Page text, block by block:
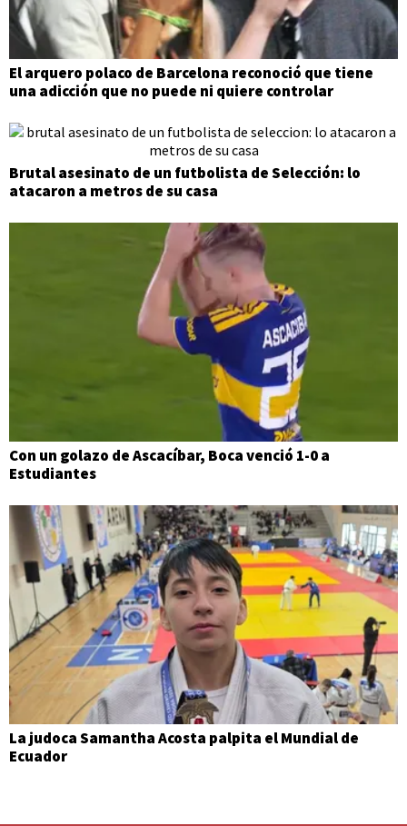
El arquero polaco de Barcelona reconoció que tiene
una adicción que no puede ni quiere controlar
Brutal asesinato de un futbolista de Selección: lo
atacaron a metros de su casa
Con un golazo de Ascacíbar, Boca venció 1-0 a
Estudiantes
La judoca Samantha Acosta palpita el Mundial de
Ecuador